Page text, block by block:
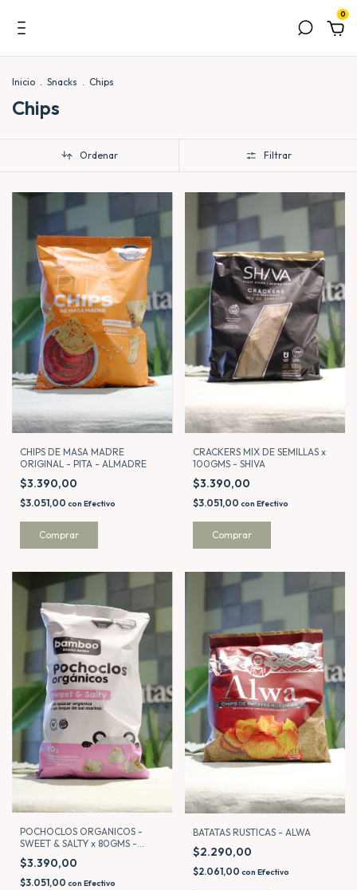
0
Inicio . Snacks . Chips
Chips
Ordenar Filtrar
CHIPS DE MASA MADRE
ORIGINAL - PITA - ALMADRE
$3.390,00
$3.051,00 con Efectivo
CRACKERS MIX DE SEMILLAS x
100GMS - SHIVA
$3.390,00
$3.051,00 con Efectivo
POCHOCLOS ORGANICOS -
SWEET & SALTY x 80GMS -
BAMBOO
$3.390,00
$3.051,00 con Efectivo
BATATAS RUSTICAS - ALWA
$2.290,00
$2.061,00 con Efectivo